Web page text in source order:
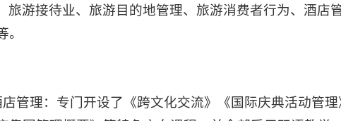
旅游接待业、旅游目的地管理、旅游消费者行为、酒店
管理：专门开设了《跨文化交流》《国际庆典活动管理